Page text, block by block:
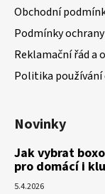
Obchodní
Podmínky
Reklamační řád a
Politika používání
Novinky
Jak vybrat
pro domácí i
5.4.2026